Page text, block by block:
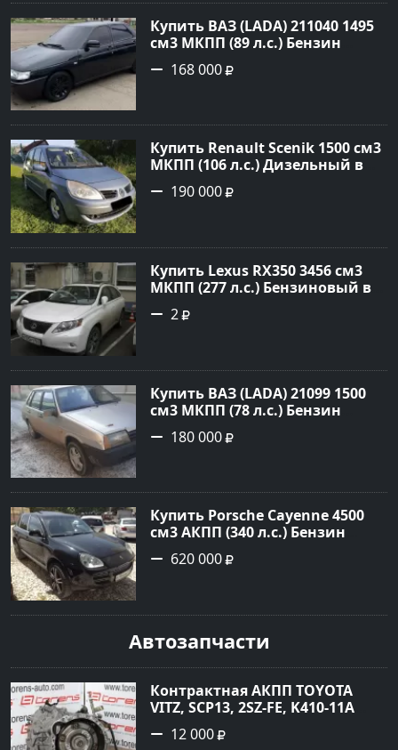
Авторынок23
Купить ВАЗ (LADA) 211040 1495
см3 МКПП (89 л.с.) Бензин
инжектор в Краснодвр: цвет
Черный Седан 2007 года по
Авторынок23
168 000
Купить Renault Scenik 1500 см3
МКПП (106 л.с.) Дизельный в
Белореченск: цвет Голубой
Универсал 2007 года по цене
190 000
Купить Lexus RX350 3456 см3
МКПП (277 л.с.) Бензиновый в
Краснодар: цвет
Перламутрово-белый
№3746 на сайте Авторынок23
2
Купить ВАЗ (LADA) 21099 1500
см3 МКПП (78 л.с.) Бензин
инжектор в Гостагаевская :
цвет Серебряный Седан 2001
Авторынок23
180 000
Купить Porsche Cayenne 4500
см3 АКПП (340 л.с.) Бензин
турбонаддув в Новороссийск:
цвет черный Внедорожник
сайте Авторынок23
620 000
Автозапчасти
Контрактная АКПП TOYOTA
VITZ, SCP13, 2SZ-FE, K410-11A
Ростов
12 000